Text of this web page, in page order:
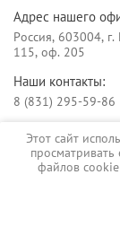
Этот сайт
просматривать
файлов cookie
Адрес нашего
Россия, 603004,
115, оф. 205
Наши контакты:
8 (831) 295-59-86